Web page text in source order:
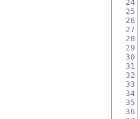
24
25
26
27
28
29
30
31
32
33
34
35
36